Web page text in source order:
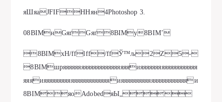
яШяаJFIFHHян4Photoshop 3.
08BIMнGяґGяґ8BIMу8BIM’
8BIMхH/fflff/ffЎ™љ2Z5-
8BIMшpяяяяяяяяяяяяяяяяяяяяяяияяяяяяяяяяяяяяяяяяя
яяяияяяяяяяяяяяяяяяяяяяяяяияяяяяяяяяяяяяяяяяяяяяяи
8BIMяоAdobedяЫ„